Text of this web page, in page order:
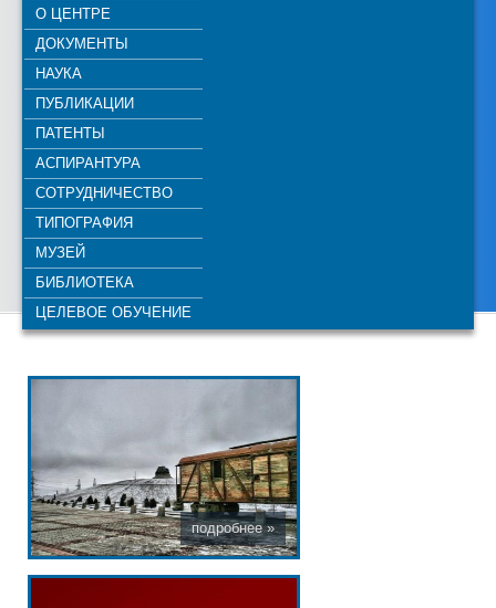
О ЦЕНТРЕ
ДОКУМЕНТЫ
НАУКА
ПУБЛИКАЦИИ
ПАТЕНТЫ
АСПИРАНТУРА
СОТРУДНИЧЕСТВО
ТИПОГРАФИЯ
МУЗЕЙ
БИБЛИОТЕКА
ЦЕЛЕВОЕ ОБУЧЕНИЕ